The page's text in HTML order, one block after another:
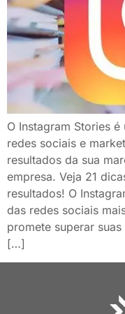
O Instagram Stories
redes sociais e
resultados da sua
empresa. Veja 21
resultados! O
das redes sociais
promete superar
[…]